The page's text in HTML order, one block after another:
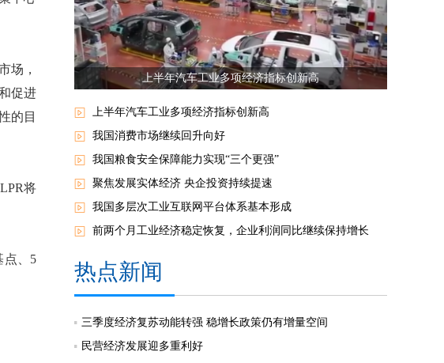
场，
促进
的目
将
点、5
上半年汽车工业多项经济指标创新高
上半年汽车工业多项经济指标创新高
我国消费市场继续回升向好
我国粮食安全保障能力实现“三个更强”
聚焦发展实体经济 央企投资持续提速
我国多层次工业互联网平台体系基本形成
前两个月工业经济稳定恢复，企业利润同比继续保持增长
热点新闻
三季度经济复苏动能转强 稳增长政策仍有增量空间
民营经济发展迎多重利好